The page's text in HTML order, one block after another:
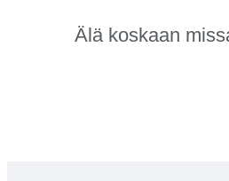
Älä koskaan